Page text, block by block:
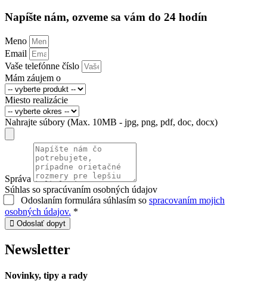
Napíšte nám, ozveme sa vám do 24 hodín
Meno
Email
Vaše telefónne číslo
Mám záujem o
Miesto realizácie
Nahrajte súbory (Max. 10MB - jpg, png, pdf, doc, docx)
Správa
Súhlas so spracúvaním osobných údajov
Odoslaním formulára súhlasím so spracovaním mojich
osobných údajov. *
Odoslať dopyt
Newsletter
Novinky, tipy a rady